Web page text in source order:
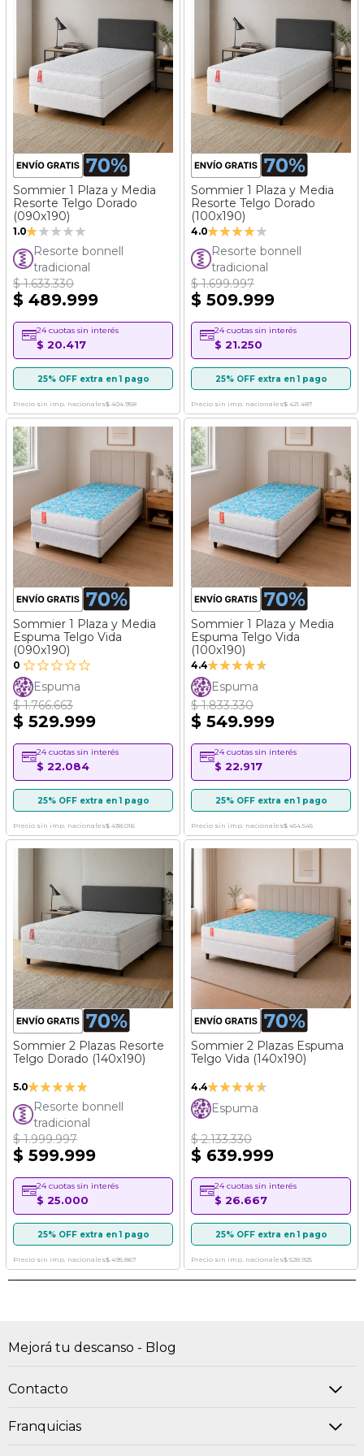
Sommier 1 Plaza y Media
Resorte Telgo Dorado
(090x190)
1.0Valoración:
20%Resorte bonnell
tradicional
$ 1.633.330
$ 489.999
24 cuotas sin interés
$ 20.417
25% OFF extra en 1 pago
Precio sin imp. nacionales$ 404.958
Sommier 1 Plaza y Media
Resorte Telgo Dorado
(100x190)
4.0Valoración:
80%
Resorte bonnell
tradicional
$ 1.699.997
$ 509.999
24 cuotas sin interés
$ 21.250
25% OFF extra en 1 pago
Precio sin imp. nacionales$ 421.487
Sommier 1 Plaza y Media
Espuma Telgo Vida
(090x190)
0
Espuma
$ 1.766.663
$ 529.999
24 cuotas sin interés
$ 22.084
25% OFF extra en 1 pago
Precio sin imp. nacionales$ 438.016
Sommier 1 Plaza y Media
Espuma Telgo Vida
(100x190)
4.4Valoración:
88%
Espuma
$ 1.833.330
$ 549.999
24 cuotas sin interés
$ 22.917
25% OFF extra en 1 pago
Precio sin imp. nacionales$ 454.545
Sommier 2 Plazas Resorte
Telgo Dorado (140x190)
5.0Valoración:
100%
Resorte bonnell
tradicional
$ 1.999.997
$ 599.999
24 cuotas sin interés
$ 25.000
25% OFF extra en 1 pago
Precio sin imp. nacionales$ 495.867
Sommier 2 Plazas Espuma
Telgo Vida (140x190)
4.4Valoración:
87%
Espuma
$ 2.133.330
$ 639.999
24 cuotas sin interés
$ 26.667
25% OFF extra en 1 pago
Precio sin imp. nacionales$ 528.925
Mejorá tu descanso - Blog
Contacto
Franquicias